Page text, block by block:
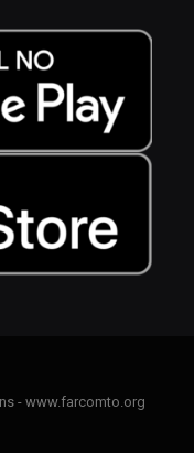
- www.farcomto.org